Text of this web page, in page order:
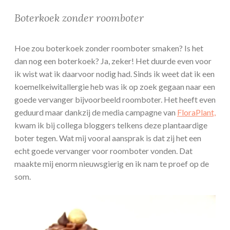
Boterkoek zonder roomboter
Hoe zou boterkoek zonder roomboter smaken? Is het
dan nog een boterkoek? Ja, zeker! Het duurde even voor
ik wist wat ik daarvoor nodig had. Sinds ik weet dat ik een
koemelkeiwitallergie heb was ik op zoek gegaan naar een
goede vervanger bijvoorbeeld roomboter. Het heeft even
geduurd maar dankzij de media campagne van FloraPlant,
kwam ik bij collega bloggers telkens deze plantaardige
boter tegen. Wat mij vooral aansprak is dat zij het een
echt goede vervanger voor roomboter vonden. Dat
maakte mij enorm nieuwsgierig en ik nam te proef op de
som.